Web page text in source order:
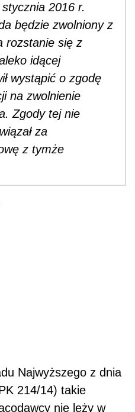
2016 r.
będzie zwolniony z
rozstanie się z
idącej
wystąpić o zgodę
na zwolnienie
Zgody tej nie
za
z tymże
Najwyższego z dnia
214/14) takie
nie leży w